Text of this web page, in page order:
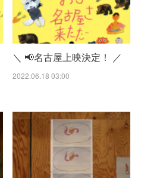
＼ 📢名古屋上映決定！ ／
2022.06.18 03:00